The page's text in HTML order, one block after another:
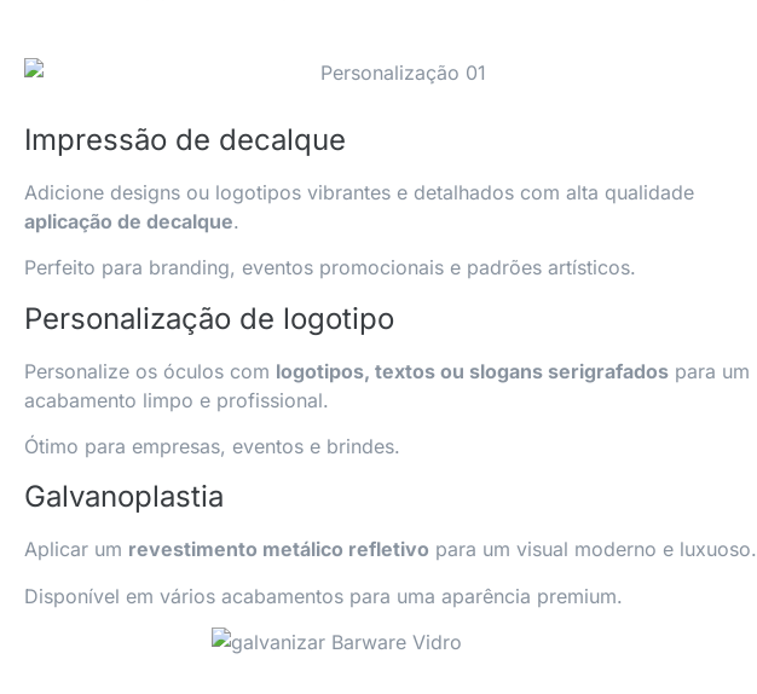
Impressão de decalque
Adicione designs ou logotipos vibrantes e detalhados com alta qualidade
aplicação de decalque.
Perfeito para branding, eventos promocionais e padrões artísticos.
Personalização de logotipo
Personalize os óculos com logotipos, textos ou slogans serigrafados para um
acabamento limpo e profissional.
Ótimo para empresas, eventos e brindes.
Galvanoplastia
Aplicar um revestimento metálico refletivo para um visual moderno e luxuoso.
Disponível em vários acabamentos para uma aparência premium.